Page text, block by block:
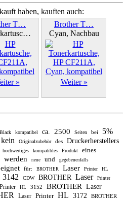
haben, kauften auch:
T…
»
Brother T…
Cyan, Nachbau
Weiter »
Black kompatibel ca. 2500 Seiten bei 5%
kein Originalzubehör des Druckerherstellers
hochwertiges kompatibles Produkt
eines
werden neue und gegebenenfalls
für: BROTHER Laser Printer HL
3142 CDW BROTHER Laser Printer
Printer HL 3152 BROTHER Laser
Laser Printer HL 3172 BROTHER